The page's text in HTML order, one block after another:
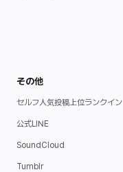
その他
セルフ人気投稿上位ランクイン
公式LINE
SoundCloud
Tumblr